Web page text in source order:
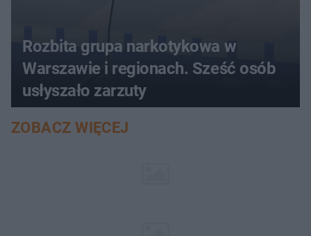
Rozbita grupa narkotykowa w
Warszawie i regionach. Sześć osób
usłyszało zarzuty
ZOBACZ WIĘCEJ